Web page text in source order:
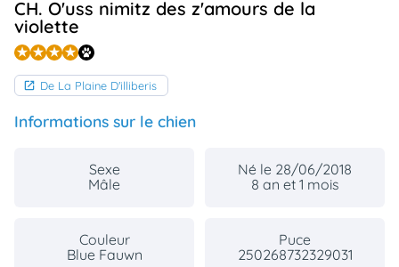
Connexion
CH. O'uss nimitz des z'amours de la
violette
De La Plaine D'illiberis
Informations sur le chien
Sexe
Mâle
Né le 28/06/2018
8 an et 1 mois
Couleur
Blue Fauwn
Puce
250268732329031